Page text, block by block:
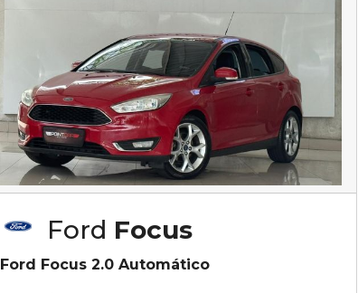
Ford Focus
Ford Focus 2.0 Automático